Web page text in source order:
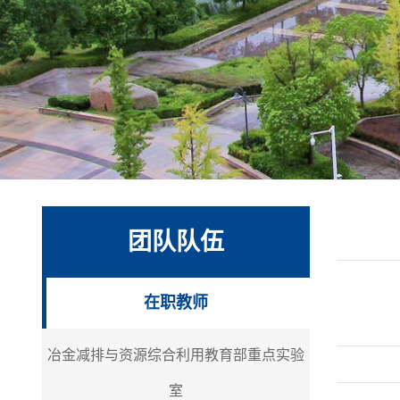
团队队伍
在职教师
冶金减排与资源综合利用教育部重点实验
室